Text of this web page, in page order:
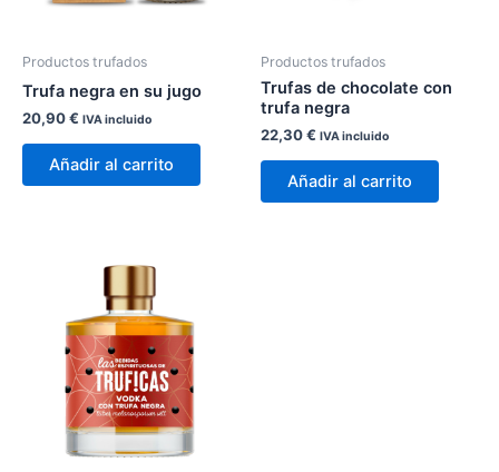
Productos trufados
Trufa negra en su jugo
20,90€ IVA incluido
Añadir al carrito
Productos trufados
Trufas de chocolate con
trufa negra
22,30€ IVA incluido
Añadir al carrito